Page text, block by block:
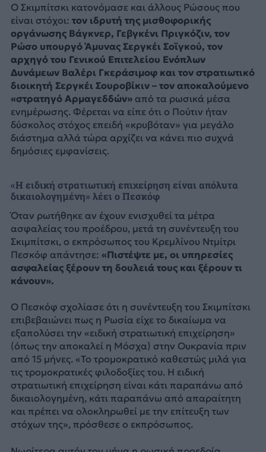
Ο Σκιμπίτσκι κατονόμασε και άλλους Ρώσους που
είναι στόχοι: τον ιδρυτή της μισθοφορικής
οργάνωσης Βάγκνερ, Γεβγκένι Πριγκόζιν, τον
Ρώσο υπουργό Άμυνας Σεργκέι Σοϊγκού, τον
αρχηγό του Γενικού Επιτελείου Ενόπλων
Δυνάμεων Βαλέρι Γκεράσιμοφ και τον στρατιωτικό
διοικητή Σεργκέι Σουροβίκιν – τον αποκαλούμενο
«στρατηγό Αρμαγεδδών»από τα ρωσικά μέσα
ενημέρωσης. Φέρεται να είπε ότι ο Πούτιν ήταν
δύσκολος στόχος επειδή «κρυβόταν» για μεγάλο
διάστημα αλλά τώρα αρχίζει να κάνει πιο συχνά
δημόσιες εμφανίσεις.
«Η ειδική στρατιωτική επιχείρηση είναι απόλυτα
δικαιολογημένη» λέει ο Πεσκόφ
Όταν ρωτήθηκε αν έχουν ενισχυθεί τα μέτρα
ασφαλείας του προέδρου, μετά τη συνέντευξη του
Σκιμπίτσκι, ο εκπρόσωπος του Κρεμλίνου Ντμίτρι
Πεσκόφ απάντησε: «Πιστέψτε με, οι υπηρεσίες
ασφαλείας ξέρουν τη δουλειά τους και ξέρουν τι
κάνουν».
Ο Πεσκόφ σχολίασε ότι η συνέντευξη του Σκιμπίτσκι
επιβεβαιώνει πως η Ρωσία είχε το δικαίωμα να
εξαπολύσει την «ειδική στρατιωτική επιχείρηση»
(όπως την αποκαλεί η Μόσχα) στην Ουκρανία πριν
από 15 μήνες. «Το τρομοκρατικό καθεστώς μιλά για
τις τρομοκρατικές φιλοδοξίες του. Η ειδική
στρατιωτική επιχείρηση είναι κάτι παραπάνω από
δικαιολογημένη, κάτι παραπάνω από απαραίτητη
και πρέπει να ολοκληρωθεί με την επίτευξη των
στόχων της», πρόσθεσε ο εκπρόσωπος.